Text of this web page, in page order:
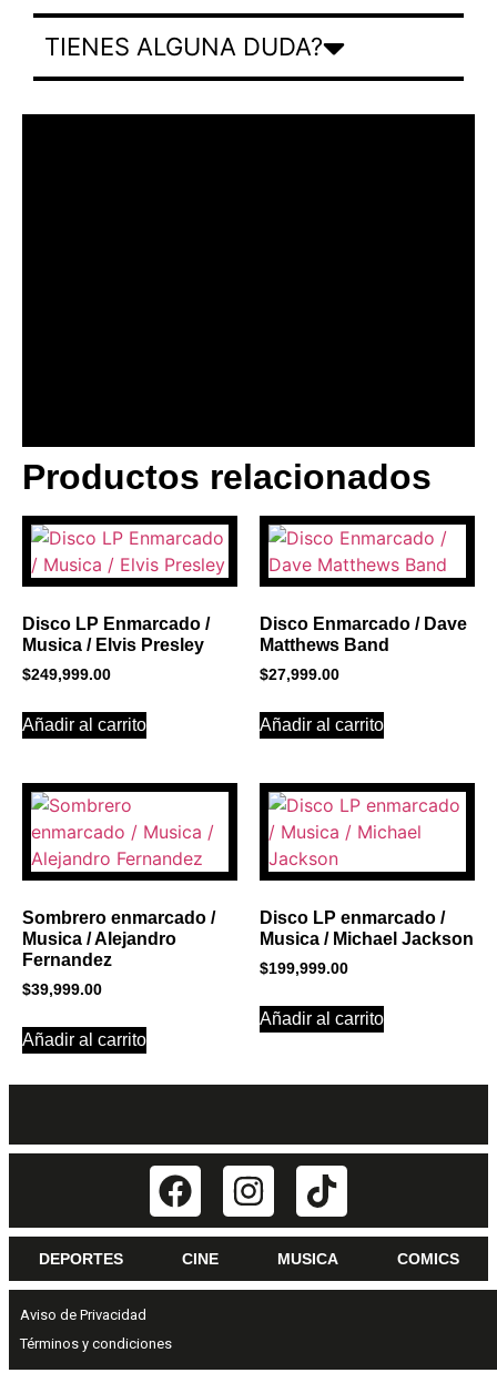
TIENES ALGUNA DUDA?
BANNER CON
PROMOCIONES 1
Click Here
Productos relacionados
Disco LP Enmarcado /
Musica / Elvis Presley
$249,999.00
Añadir al carrito
Disco Enmarcado / Dave
Matthews Band
$27,999.00
Añadir al carrito
Sombrero enmarcado /
Musica / Alejandro
Fernandez
$39,999.00
Añadir al carrito
Disco LP enmarcado /
Musica / Michael Jackson
$199,999.00
Añadir al carrito
DEPORTES CINE MUSICA COMICS
Aviso de Privacidad
Términos y condiciones